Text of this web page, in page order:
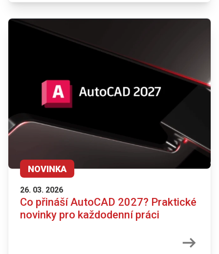
NOVINKA
26. 03. 2026
Co přináší AutoCAD 2027? Praktické
novinky pro každodenní práci